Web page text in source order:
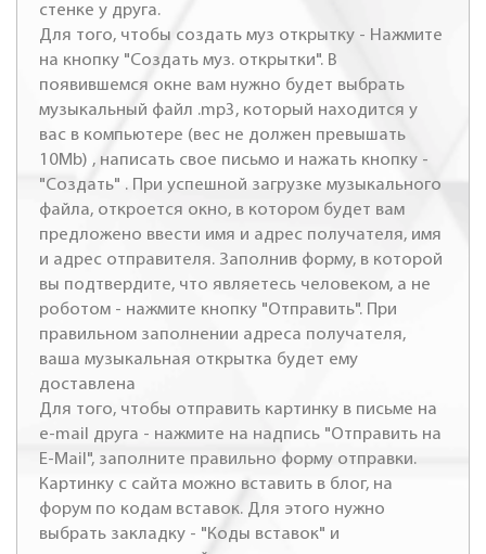
стенке у друга.
Для того, чтобы создать муз открытку - Нажмите
на кнопку "Создать муз. открытки". В
появившемся окне вам нужно будет выбрать
музыкальный файл .mp3, который находится у
вас в компьютере (вес не должен превышать
10Mb) , написать свое письмо и нажать кнопку -
"Создать" . При успешной загрузке музыкального
файла, откроется окно, в котором будет вам
предложено ввести имя и адрес получателя, имя
и адрес отправителя. Заполнив форму, в которой
вы подтвердите, что являетесь человеком, а не
роботом - нажмите кнопку "Отправить". При
правильном заполнении адреса получателя,
ваша музыкальная открытка будет ему
доставлена
Для того, чтобы отправить картинку в письме на
e-mail друга - нажмите на надпись "Отправить на
E-Mail", заполните правильно форму отправки.
Картинку с сайта можно вставить в блог, на
форум по кодам вставок. Для этого нужно
выбрать закладку - "Коды вставок" и